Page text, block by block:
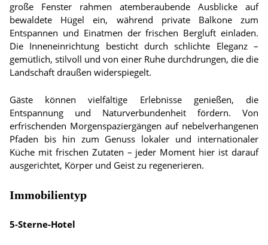
große Fenster rahmen atemberaubende Ausblicke auf
bewaldete Hügel ein, während private Balkone zum
Entspannen und Einatmen der frischen Bergluft einladen.
Die Inneneinrichtung besticht durch schlichte Eleganz –
gemütlich, stilvoll und von einer Ruhe durchdrungen, die die
Landschaft draußen widerspiegelt.
Gäste können vielfältige Erlebnisse genießen, die
Entspannung und Naturverbundenheit fördern. Von
erfrischenden Morgenspaziergängen auf nebelverhangenen
Pfaden bis hin zum Genuss lokaler und internationaler
Küche mit frischen Zutaten – jeder Moment hier ist darauf
ausgerichtet, Körper und Geist zu regenerieren.
Immobilientyp
5-Sterne-Hotel